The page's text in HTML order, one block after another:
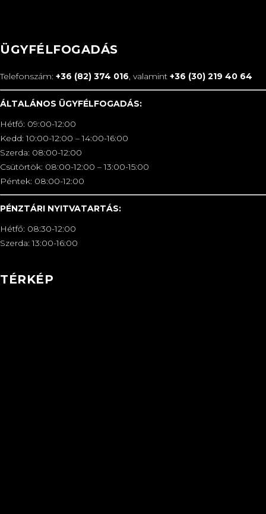
ÜGYFÉLFOGADÁS
Telefonszám: +36 (82) 374 016, valamint +36 (30) 219 40 64
ÁLTALÁNOS ÜGYFÉLFOGADÁS:
Hétfő: 09:00-12:00
Kedd: 10:00-12:00 – 14:00-16:00
Szerda: 08:00-12:00
Csütörtök: 08:00-12:00 – 13:00-15:00
Péntek: 08:00-12:00
PÉNZTÁRI NYITVATARTÁS:
Hétfő: 08:30-12:00
Szerda: 13:00-16:00
TÉRKÉP